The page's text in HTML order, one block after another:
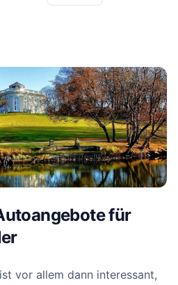
für
ist vor allem dann interessant,